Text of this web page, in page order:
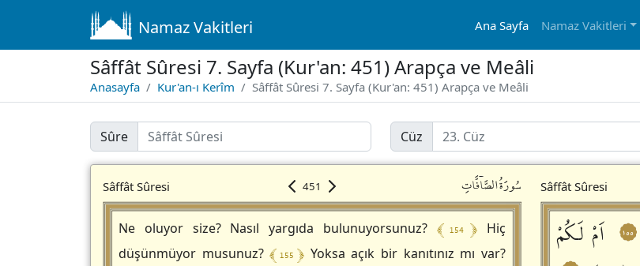
Namaz Vakitleri Ana Sayfa Namaz Vakitleri
Sâffât Sûresi 7. Sayfa (Kur'an: 451) Arapça ve Meâli
Anasayfa Kur'an-ı Kerîm Sâffât Sûresi 7. Sayfa (Kur'an: 451) Arapça ve Meâli
Sûre Cüz
Sâffât Sûresi 451 سُورَةُالصَّاۤفَّاتِ
Ne oluyor size? Nasıl yargıda bulunuyorsunuz? ﴾ 154 ﴿ Hiç
düşünmüyor musunuz?﴾ 155 ﴿Yoksa açık bir kanıtınız mı var?
Sâffât Sûresi
١٥٥
اَمْ لَكُمْ